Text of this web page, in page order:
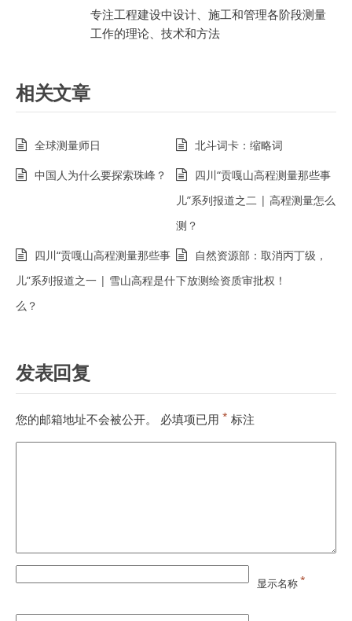
专注工程建设中设计、施工和管理各阶段测量
工作的理论、技术和方法
相关文章
全球测量师日
北斗词卡：缩略词
中国人为什么要探索珠峰？
四川“贡嘎山高程测量那些事
儿”系列报道之二 | 高程测量怎么
测？
四川“贡嘎山高程测量那些事
儿”系列报道之一 | 雪山高程是什
么？
自然资源部：取消丙丁级，
下放测绘资质审批权！
发表回复
您的邮箱地址不会被公开。 必填项已用 * 标注
显示名称*